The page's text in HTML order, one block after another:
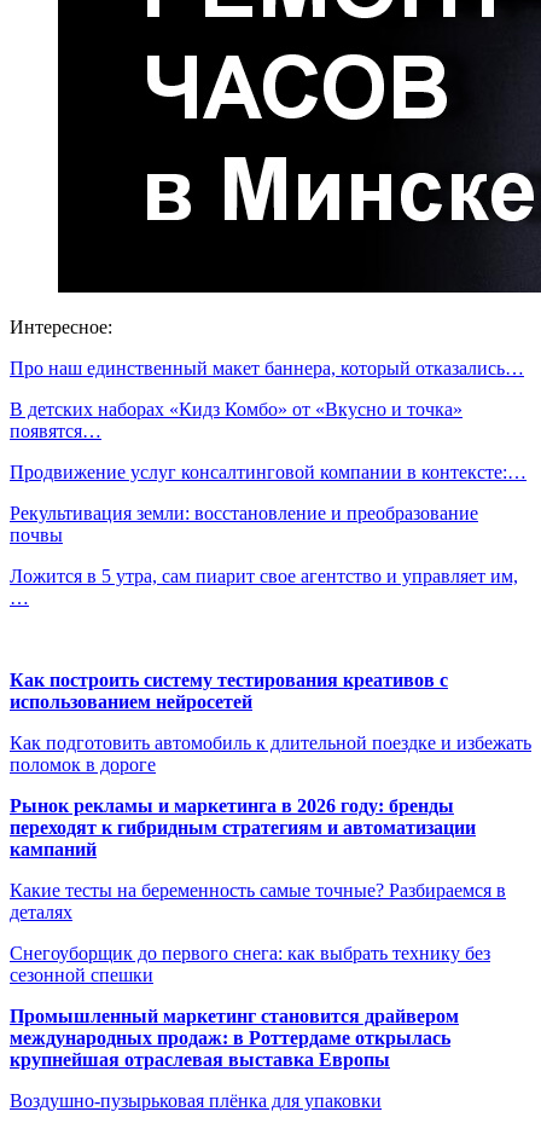
Интересное:
Про наш единственный макет баннера, который отказались…
В детских наборах «Кидз Комбо» от «Вкусно и точка»
появятся…
Продвижение услуг консалтинговой компании в контексте:…
Рекультивация земли: восстановление и преобразование
почвы
Ложится в 5 утра, сам пиарит свое агентство и управляет им,
…
Как построить систему тестирования креативов с
использованием нейросетей
Как подготовить автомобиль к длительной поездке и избежать
поломок в дороге
Рынок рекламы и маркетинга в 2026 году: бренды
переходят к гибридным стратегиям и автоматизации
кампаний
Какие тесты на беременность самые точные? Разбираемся в
деталях
Снегоуборщик до первого снега: как выбрать технику без
сезонной спешки
Промышленный маркетинг становится драйвером
международных продаж: в Роттердаме открылась
крупнейшая отраслевая выставка Европы
Воздушно-пузырьковая плёнка для упаковки